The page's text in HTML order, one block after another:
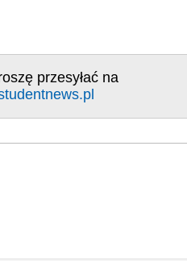
przesyłać na